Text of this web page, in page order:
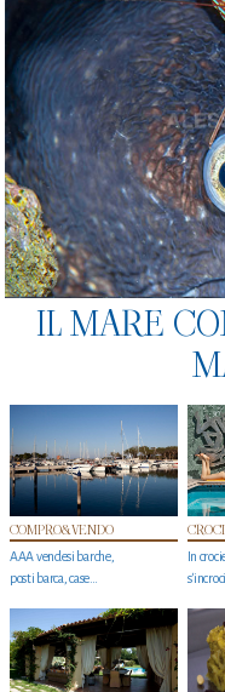
IL MARE
COMPRO&VENDO
AAA vendesi barche,
posti barca, case…
In